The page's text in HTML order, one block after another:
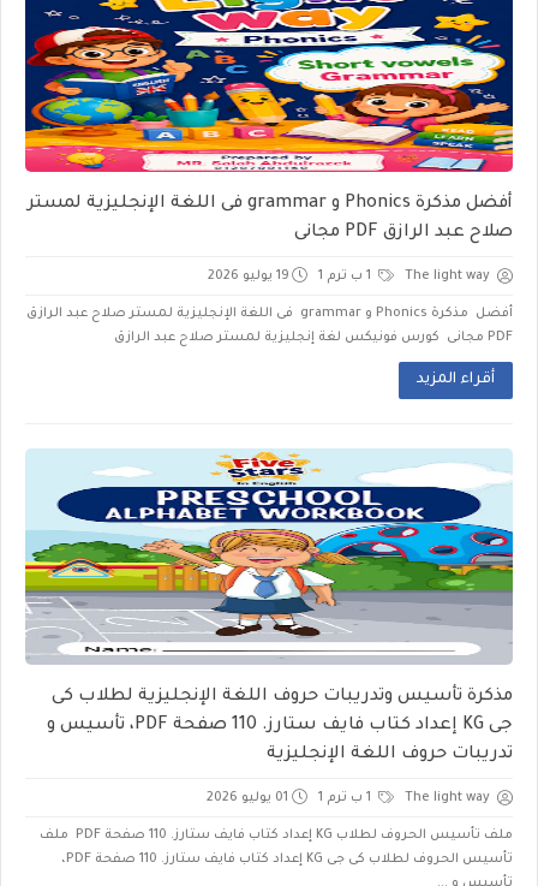
أفضل مذكرة Phonics و grammar فى اللغة الإنجليزية لمستر
صلاح عبد الرازق PDF مجانى
The light way 19 يوليو 2026
أفضل مذكرة Phonics و grammar فى اللغة الإنجليزية لمستر صلاح عبد الرازق
PDF مجانى كورس فونيكس لغة إنجليزية لمستر صلاح عبد الرازق
أقراء المزيد
مذكرة تأسيس وتدريبات حروف اللغة الإنجليزية لطلاب كى
جى KG إعداد كتاب فايف ستارز. 110 صفحة PDF، تأسيس و
تدريبات حروف اللغة الإنجليزية
The light way 01 يوليو 2026
ملف تأسيس الحروف لطلاب KG إعداد كتاب فايف ستارز. 110 صفحة PDF ملف
تأسيس الحروف لطلاب كى جى KG إعداد كتاب فايف ستارز. 110 صفحة PDF،